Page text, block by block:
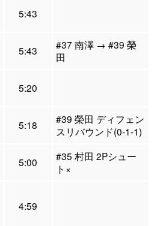
5:43
5:43
#37 南澤 → #39 榮
田
5:20
5:18
#39 榮田 ディフェン
スリバウンド(0-1-1)
5:00
#35 村田 2Pシュー
ト×
4:59